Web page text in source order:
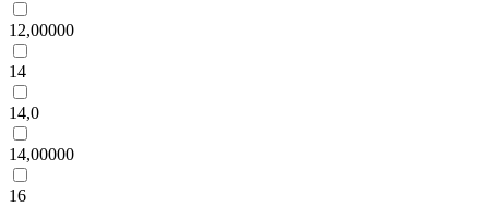
12,00000
14
14,0
14,00000
16